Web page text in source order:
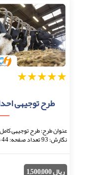
5
4
3
2
طرح توجیهی
عنوان طرح: طرح توجیهی
ریال 1,500,000